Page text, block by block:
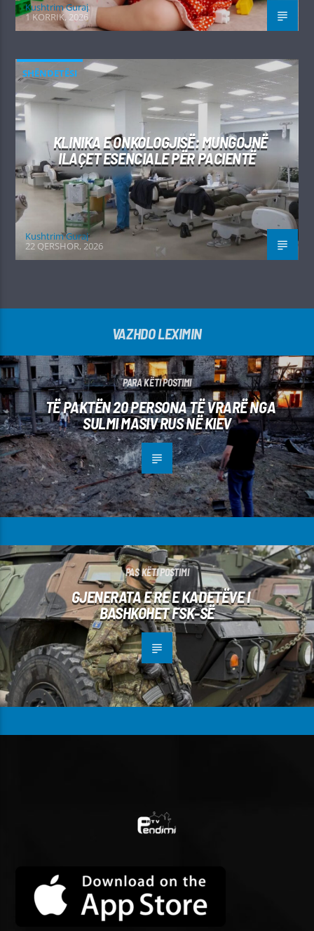
Kushtrim Guraj
1 KORRIK, 2026
SHËNDETËSI
KLINIKA E ONKOLOGJISË: MUNGOJNË
ILAÇET ESENCIALE PËR PACIENTË
Kushtrim Guraj
22 QERSHOR, 2026
VAZHDO LEXIMIN
PARA KËTI POSTIMI
TË PAKTËN 20 PERSONA TË VRARË NGA
SULMI MASIV RUS NË KIEV
PAS KËTI POSTIMI
GJENERATA E RE E KADETËVE I
BASHKOHET FSK-SË